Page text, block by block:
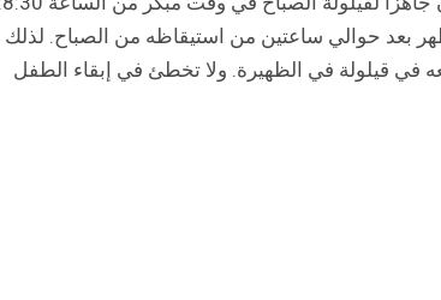
بعد حوالي ساعتين من استيقاظه من الصباح. لذلك
في الساعة 10، يمكنك إطعامه الساعة 11:30 ووضعه في قيلولة في الظهيرة. ولا تخطئ في إبقاء الطفل